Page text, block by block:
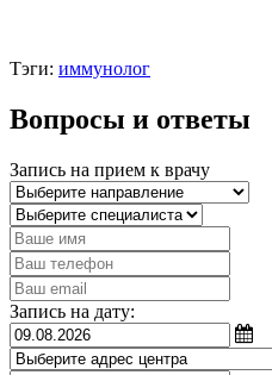
Тэги: иммунолог
Вопросы и ответы
Запись на прием к врачу
Запись на дату: